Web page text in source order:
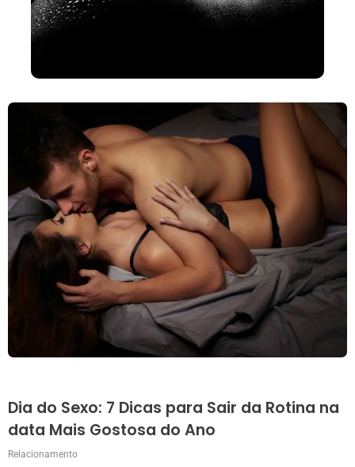
Dia do Sexo: 7 Dicas para Sair da Rotina na
data Mais Gostosa do Ano
Relacionamento